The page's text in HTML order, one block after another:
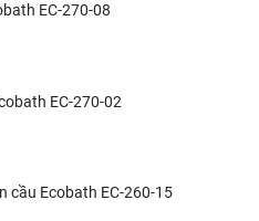
chính hãng, nếu phát hiện ra
hợp với giá thành và đã bán
hóa và khách hàng!
sản phẩm phù hợp và
EC-270-08
EC-270-02
cầu Ecobath EC-260-15